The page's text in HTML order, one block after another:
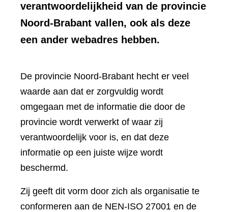
verantwoordelijkheid van de provincie
Noord-Brabant vallen, ook als deze
een ander webadres hebben.
De provincie Noord-Brabant hecht er veel
waarde aan dat er zorgvuldig wordt
omgegaan met de informatie die door de
provincie wordt verwerkt of waar zij
verantwoordelijk voor is, en dat deze
informatie op een juiste wijze wordt
beschermd.
Zij geeft dit vorm door zich als organisatie te
conformeren aan de NEN-ISO 27001 en de